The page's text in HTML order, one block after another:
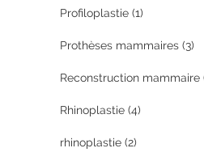
Profiloplastie (1)
Prothèses mammaires (3)
Reconstruction mammaire
Rhinoplastie (4)
rhinoplastie (2)